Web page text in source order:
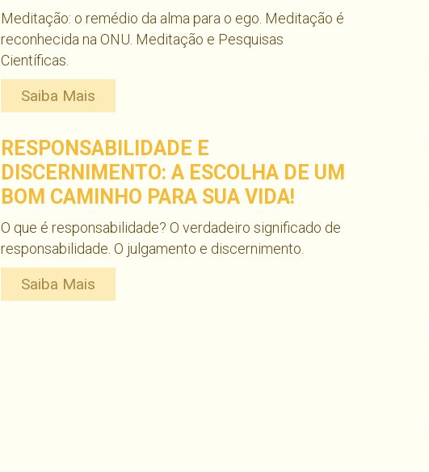
Meditação: o remédio da alma para o ego. Meditação é
reconhecida na ONU. Meditação e Pesquisas
Científicas.
Saiba Mais
RESPONSABILIDADE E
DISCERNIMENTO: A ESCOLHA DE UM
BOM CAMINHO PARA SUA VIDA!
O que é responsabilidade? O verdadeiro significado de
responsabilidade. O julgamento e discernimento.
Saiba Mais